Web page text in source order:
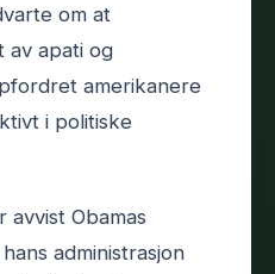
om at
av apati og
amerikanere
i politiske
avvist Obamas
administrasjon